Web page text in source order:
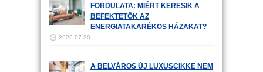
FORDULATA: MIÉRT KERESIK A
BEFEKTETŐK AZ
ENERGIATAKARÉKOS HÁZAKAT?
2026-07-30
A BELVÁROS ÚJ LUXUSCIKKE NEM